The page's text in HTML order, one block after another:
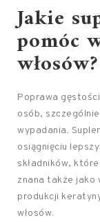
Jakie
pomóc
włosów?
Poprawa
osób,
wypadania.
osiągnięciu
składników,
znana także jako
produkcji
włosów.